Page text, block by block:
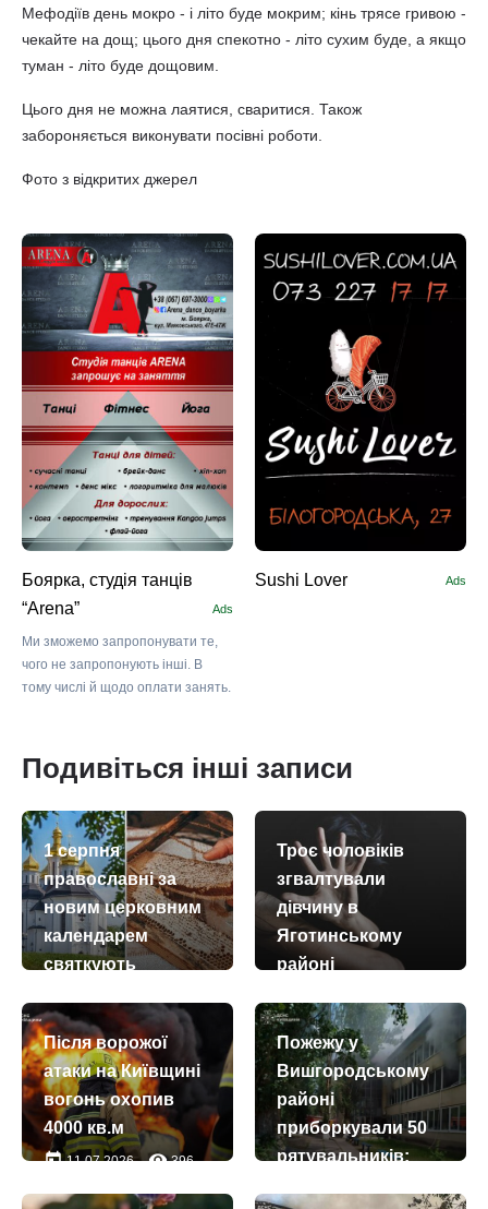
Мефодіїв день мокро - і літо буде мокрим; кінь трясе гривою -
чекайте на дощ; цього дня спекотно - літо сухим буде, а якщо
туман - літо буде дощовим.
Цього дня не можна лаятися, сваритися. Також
забороняється виконувати посівні роботи.
Фото з відкритих джерел
Боярка, студія танців
“Arena”
Ads
Ми зможемо запропонувати те,
чого не запропонують інші. В
тому числі й щодо оплати занять.
Sushi Lоver Ads
Подивіться інші записи
1 серпня
православні за
новим церковним
календарем
святкують
Винесення чесних
древ
животворчого
Хреста
Господнього
today remove_red_eye
Троє чоловіків
згвалтували
дівчину в
Яготинському
районі
Після ворожої
атаки на Київщині
вогонь охопив
4000 кв.м
today11.07.2026 remove_red_eye396
Пожежу у
Вишгородському
районі
приборкували 50
рятувальників: